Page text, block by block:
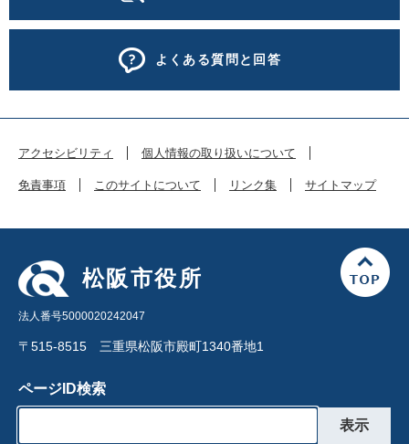
よくある質問と回答
アクセシビリティ 個人情報の取り扱いについて
免責事項 このサイトについて リンク集 サイトマップ
松阪市役所
法人番号5000020242047
〒515-8515 三重県松阪市殿町1340番地1
ページID検索